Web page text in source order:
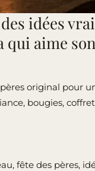
idées
qui aime son
original pour
bougies,
, fête des pères,